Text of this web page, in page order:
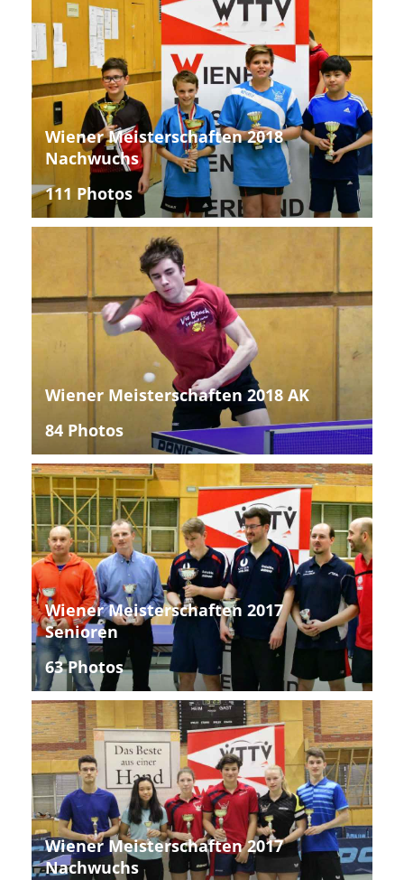
Wiener Meisterschaften 2018
Nachwuchs
111 Photos
Wiener Meisterschaften 2018 AK
84 Photos
Wiener Meisterschaften 2017
Senioren
63 Photos
Wiener Meisterschaften 2017
Nachwuchs